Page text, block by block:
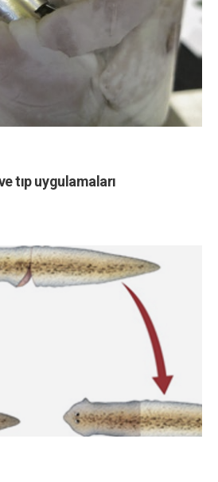
tıp uygulamaları